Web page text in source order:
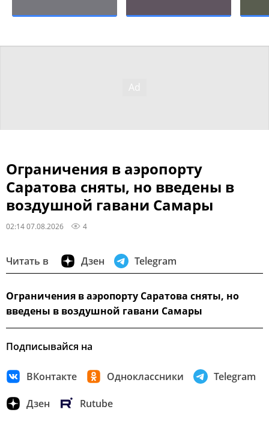
Ограничения в аэропорту
Саратова сняты, но введены в
воздушной гавани Самары
02:14 07.08.2026 4
Читать в Дзен Telegram
Ограничения в аэропорту Саратова сняты, но
введены в воздушной гавани Самары
Подписывайся на
ВКонтакте Одноклассники Telegram
Дзен Rutube